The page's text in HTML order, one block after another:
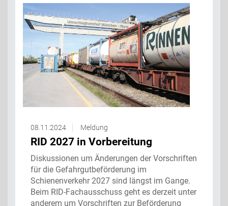
08.11.2024 Meldung
RID 2027 in Vorbereitung
Diskussionen um Änderungen der Vorschriften
für die Gefahrgutbeförderung im
Schienenverkehr 2027 sind längst im Gange.
Beim RID-Fachausschuss geht es derzeit unter
anderem um Vorschriften zur Beförderung